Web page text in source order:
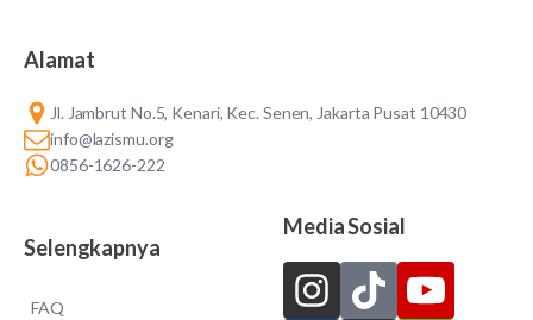
Alamat
Jl. Jambrut No.5, Kenari, Kec. Senen, Jakarta Pusat 10430
info@lazismu.org
0856-1626-222
Selengkapnya
FAQ
Media Sosial